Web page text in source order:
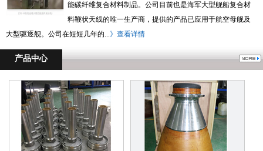
能碳纤维复合材料制品。公司目前也是海军大型舰船复合材
料鞭状天线的唯一生产商，提供的产品已应用于航空母舰及
大型驱逐舰。公司在短短几年的...》查看详情
产品中心